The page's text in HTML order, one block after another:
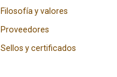
Filosofía y valores
Proveedores
Sellos y certificados